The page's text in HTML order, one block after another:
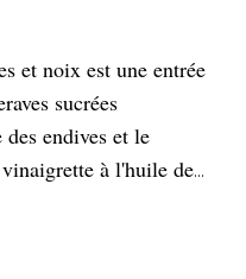
et noix est une entrée
sucrées
endives et le
à l'huile de